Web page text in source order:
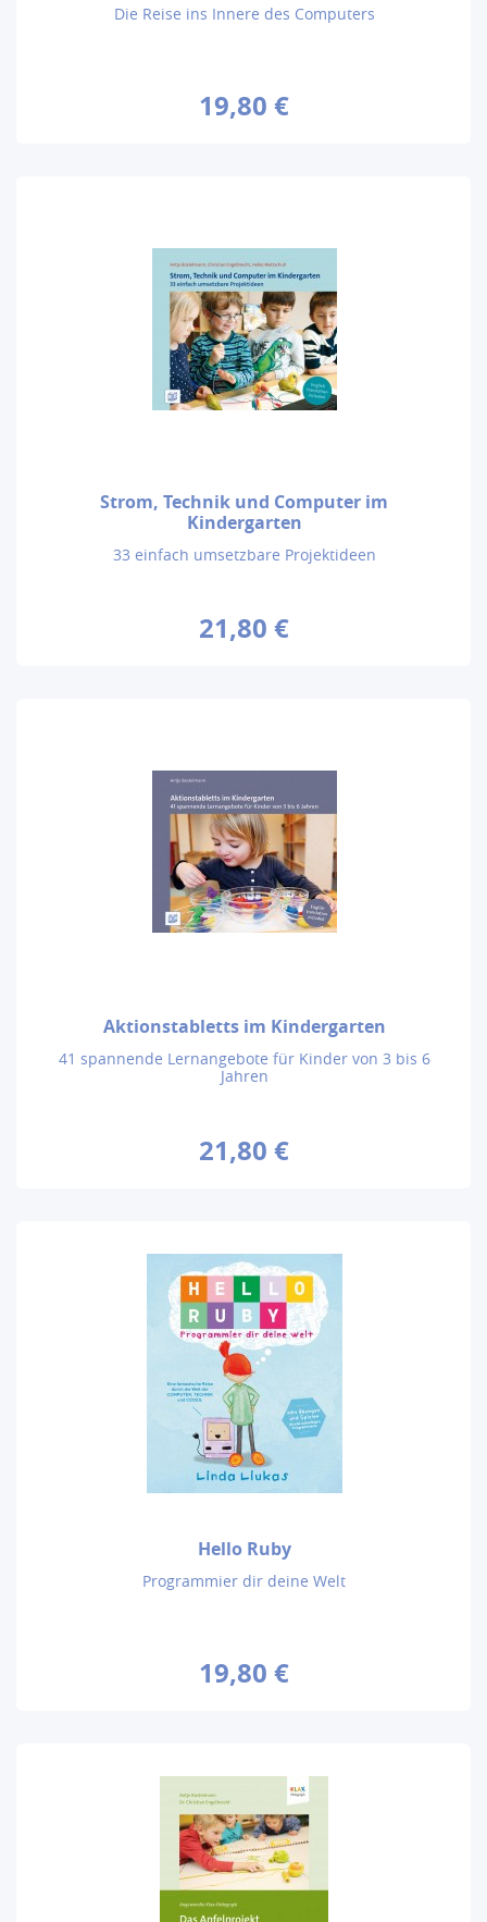
Die Reise ins Innere des Computers
19,80 €
Strom, Technik und Computer im
Kindergarten
33 einfach umsetzbare Projektideen
21,80 €
Aktionstabletts im Kindergarten
41 spannende Lernangebote für Kinder von 3 bis 6
Jahren
21,80 €
Hello Ruby
Programmier dir deine Welt
19,80 €